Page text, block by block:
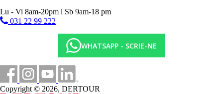
Lu - Vi 8am-20pm l Sb 9am-18 pm
031 22 99 222
WHATSAPP - SCRIE-NE
Copyright © 2026, DERTOUR